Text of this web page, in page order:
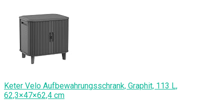
Keter Velo Aufbewahrungsschrank, Graphit, 113 L,
62,3×47×62,4 cm